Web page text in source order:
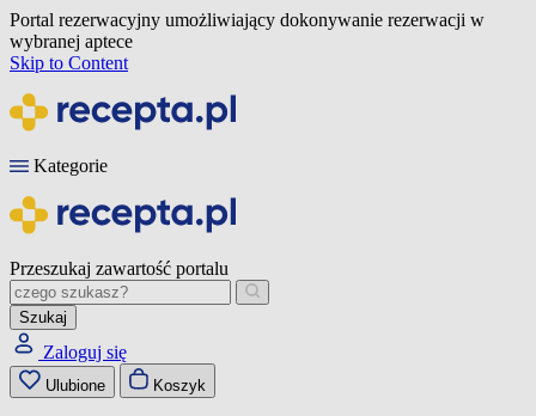
Portal rezerwacyjny umożliwiający dokonywanie rezerwacji w
wybranej aptece
Skip to Content
Kategorie
Przeszukaj zawartość portalu
Szukaj
Zaloguj się
Ulubione Koszyk